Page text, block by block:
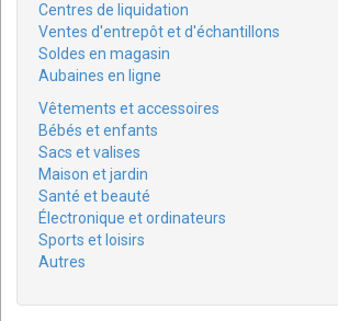
Centres de liquidation
Ventes d'entrepôt et d'échantillons
Soldes en magasin
Aubaines en ligne
Vêtements et accessoires
Bébés et enfants
Sacs et valises
Maison et jardin
Santé et beauté
Électronique et ordinateurs
Sports et loisirs
Autres